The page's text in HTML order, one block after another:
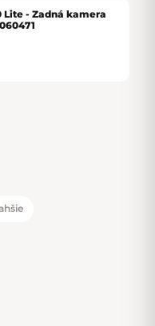
Lite - Zadná kamera